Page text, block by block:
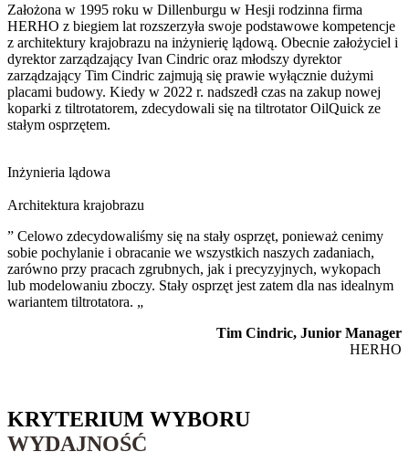
Założona w 1995 roku w Dillenburgu w Hesji rodzinna firma
HERHO z biegiem lat rozszerzyła swoje podstawowe kompetencje
z architektury krajobrazu na inżynierię lądową. Obecnie założyciel i
dyrektor zarządzający Ivan Cindric oraz młodszy dyrektor
zarządzający Tim Cindric zajmują się prawie wyłącznie dużymi
placami budowy. Kiedy w 2022 r. nadszedł czas na zakup nowej
koparki z tiltrotatorem, zdecydowali się na tiltrotator OilQuick ze
stałym osprzętem.
Inżynieria lądowa
Architektura krajobrazu
” Celowo zdecydowaliśmy się na stały osprzęt, ponieważ cenimy
sobie pochylanie i obracanie we wszystkich naszych zadaniach,
zarówno przy pracach zgrubnych, jak i precyzyjnych, wykopach
lub modelowaniu zboczy. Stały osprzęt jest zatem dla nas idealnym
wariantem tiltrotatora. „
Tim Cindric, Junior Manager
HERHO
KRYTERIUM WYBORU
WYDAJNOŚĆ